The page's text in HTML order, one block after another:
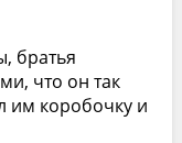
братья
что он так
им коробочку и